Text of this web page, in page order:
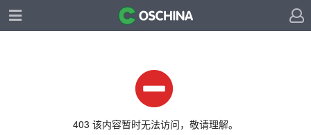
403 该内容暂时无法访问，敬请理解。